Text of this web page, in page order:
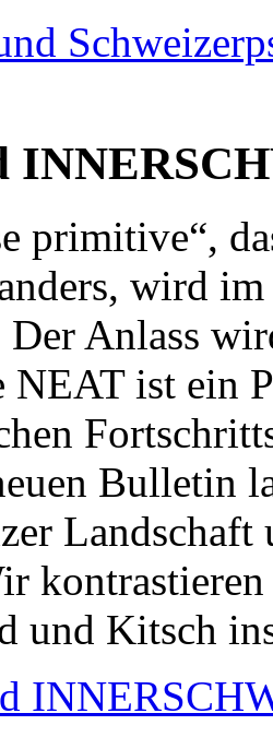
primitive“,
wird
Der Anlass
NEAT ist ein
Bulletin
und Kitsch